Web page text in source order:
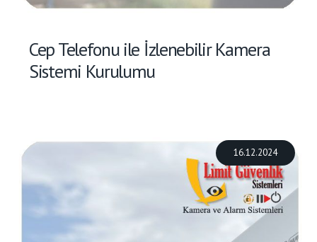
Cep Telefonu ile İzlenebilir Kamera
Sistemi Kurulumu
16.12.2024